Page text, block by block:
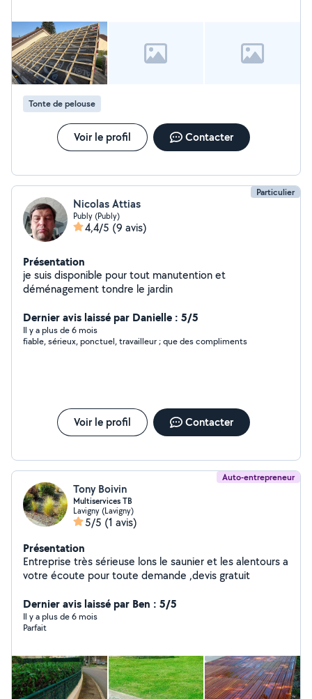
Tonte de pelouse
Voir le profil Contacter
Particulier
Nicolas Attias
Publy (Publy)
4,4/5 (9 avis)
Présentation
je suis disponible pour tout manutention et
déménagement tondre le jardin
Dernier avis laissé par Danielle : 5/5
Il y a plus de 6 mois
fiable, sérieux, ponctuel, travailleur ; que des compliments
Voir le profil Contacter
Auto-entrepreneur
Tony Boivin
Multiservices TB
Lavigny (Lavigny)
5/5 (1 avis)
Présentation
Entreprise très sérieuse lons le saunier et les alentours a
votre écoute pour toute demande ,devis gratuit
Dernier avis laissé par Ben : 5/5
Il y a plus de 6 mois
Parfait